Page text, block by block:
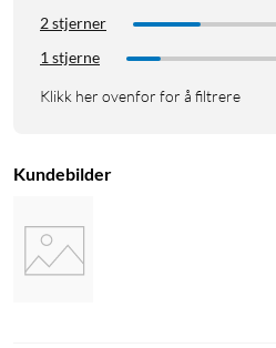
2 stjerner
1 stjerne
Klikk her ovenfor for å filtrere
Kundebilder